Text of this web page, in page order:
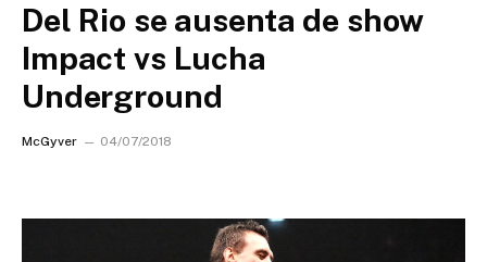
Del Rio se ausenta de show
Impact vs Lucha
Underground
McGyver 04/07/2018